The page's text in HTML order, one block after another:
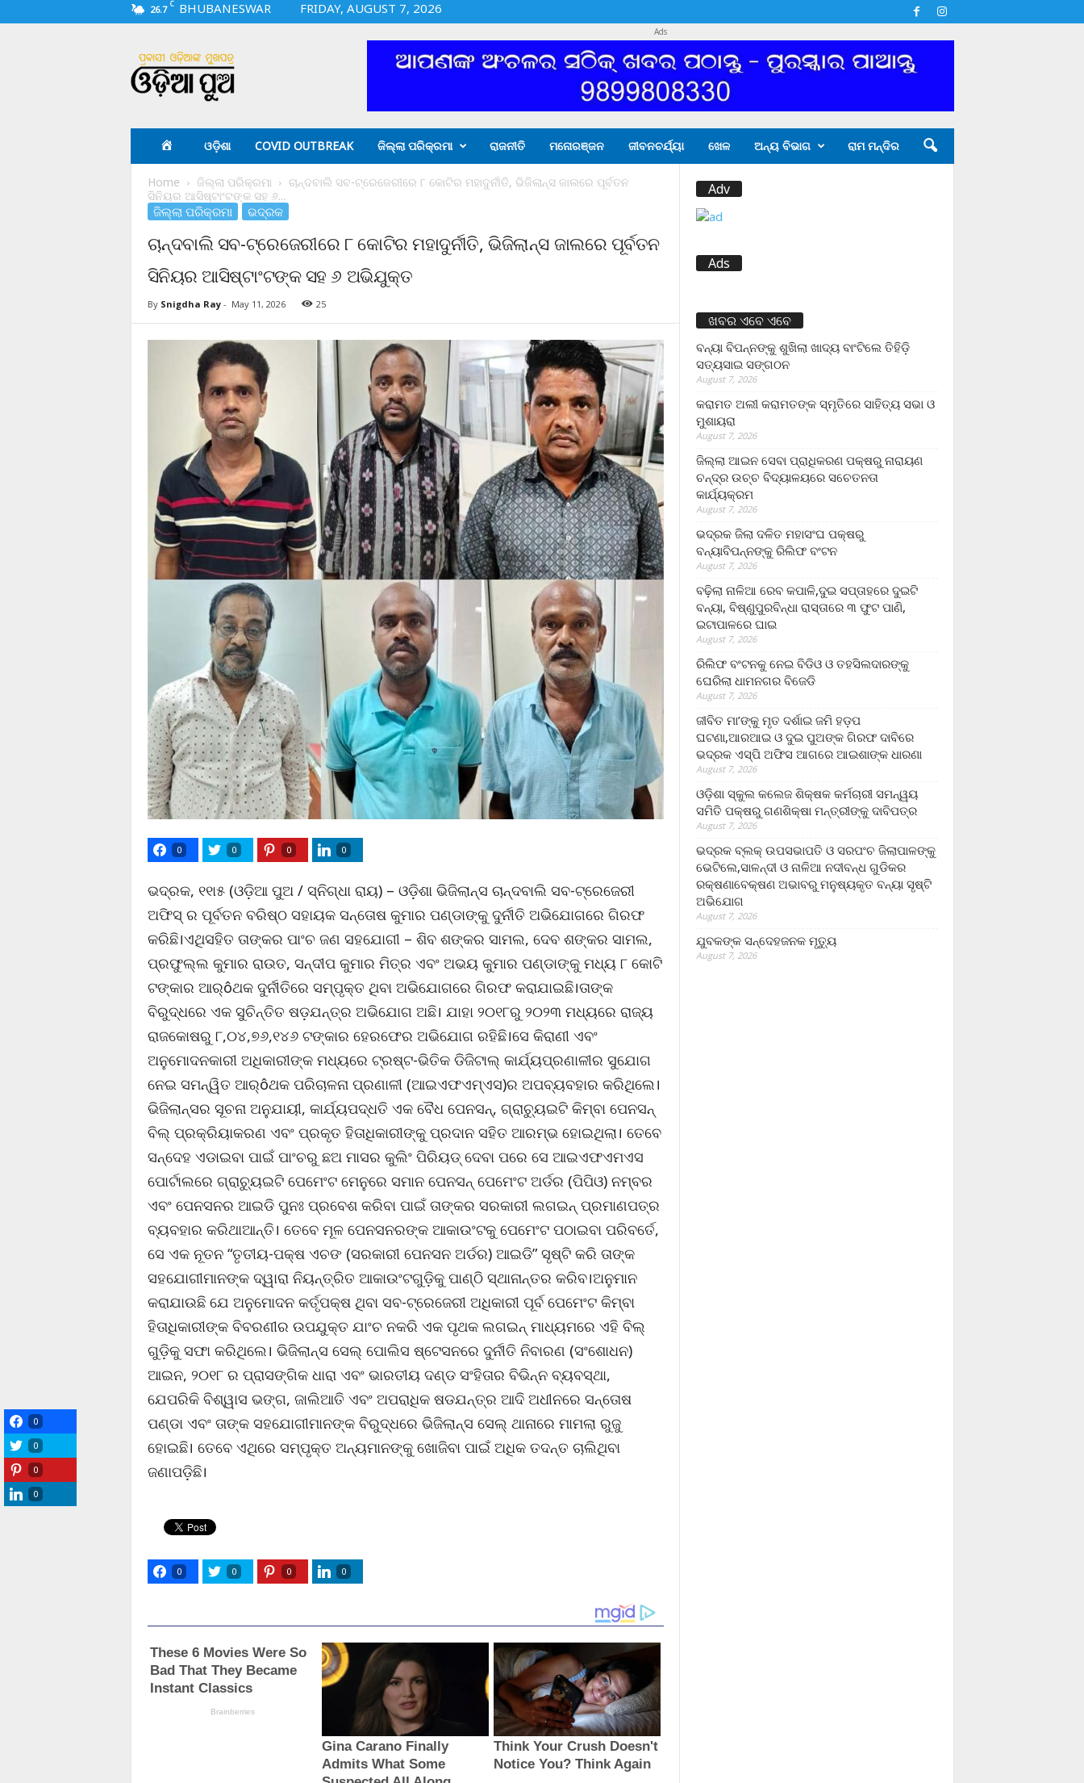
26.7 C BHUBANESWAR
FRIDAY, AUGUST 7, 2026
i
a
Ads
ଓଡ଼ିଶା COVID OUTBREAK ଜିଲ୍ଲା ପରିକ୍ରମା ରାଜନୀତି ମନୋରଞ୍ଜନ ଜୀବନଚର୍ଯ୍ୟା ଖେଳ ଅନ୍ୟ ବିଭାଗ ରାମ ମନ୍ଦିର
Home ଜିଲ୍ଲା ପରିକ୍ରମା
ଚାନ୍ଦବାଲି ସବ-ଟ୍ରେଜେରୀରେ ୮ କୋଟିର ମହାଦୁର୍ନୀତି, ଭିଜିଲାନ୍ସ ଜାଲରେ ପୂର୍ବତନ
ସିନିୟର ଆସିଷ୍ଟାଂଟଙ୍କ ସହ ୬...
ଜିଲ୍ଲା ପରିକ୍ରମା ଭଦ୍ରକ
ଚାନ୍ଦବାଲି ସବ-ଟ୍ରେଜେରୀରେ ୮ କୋଟିର ମହାଦୁର୍ନୀତି, ଭିଜିଲାନ୍ସ ଜାଲରେ ପୂର୍ବତନ
ସିନିୟର ଆସିଷ୍ଟାଂଟଙ୍କ ସହ ୬ ଅଭିଯୁକ୍ତ
By Snigdha Ray- May 11, 2026 25
0 0 0 0
ଭଦ୍ରକ, ୧୧ା୫ (ଓଡ଼ିଆ ପୁଅ / ସ୍ନିଗ୍ଧା ରାୟ) – ଓଡ଼ିଶା ଭିଜିଲାନ୍ସ ଚାନ୍ଦବାଲି ସବ-ଟ୍ରେଜେରୀ
ଅଫିସ୍ ର ପୂର୍ବତନ ବରିଷ୍ଠ ସହାୟକ ସନ୍ତୋଷ କୁମାର ପଣ୍ଡାଙ୍କୁ ଦୁର୍ନୀତି ଅଭିଯୋଗରେ ଗିରଫ
କରିଛି।ଏଥିସହିତ ତାଙ୍କର ପାଂଚ ଜଣ ସହଯୋଗୀ – ଶିବ ଶଙ୍କର ସାମଲ, ଦେବ ଶଙ୍କର ସାମଲ,
ପ୍ରଫୁଲ୍ଲ କୁମାର ରାଉତ, ସନ୍ଦୀପ କୁମାର ମିତ୍ର ଏବଂ ଅଭୟ କୁମାର ପଣ୍ଡାଙ୍କୁ ମଧ୍ୟ ୮ କୋଟି
ଟଙ୍କାର ଆର୍ôଥକ ଦୁର୍ନୀତିରେ ସମ୍ପୃକ୍ତ ଥିବା ଅଭିଯୋଗରେ ଗିରଫ କରାଯାଇଛି।ତାଙ୍କ
ବିରୁଦ୍ଧରେ ଏକ ସୁଚିନ୍ତିତ ଷଡ଼ଯନ୍ତ୍ର ଅଭିଯୋଗ ଅଛି। ଯାହା ୨୦୧୮ରୁ ୨୦୨୩ ମଧ୍ୟରେ ରାଜ୍ୟ
ରାଜକୋଷରୁ ୮,୦୪,୭୬,୧୪୬ ଟଙ୍କାର ହେରଫେର ଅଭିଯୋଗ ରହିଛି।ସେ କିରାଣୀ ଏବଂ
ଅନୁମୋଦନକାରୀ ଅଧିକାରୀଙ୍କ ମଧ୍ୟରେ ଟ୍ରଷ୍ଟ-ଭିତିକ ଡିଜିଟାଲ୍ କାର୍ଯ୍ୟପ୍ରଣାଳୀର ସୁଯୋଗ
ନେଇ ସମନ୍ୱିତ ଆର୍ôଥକ ପରିଚାଳନା ପ୍ରଣାଳୀ (ଆଇଏଫଏମ୍‌ଏସ)ର ଅପବ୍ୟବହାର କରିଥିଲେ।
ଭିଜିଲାନ୍ସର ସୂଚନା ଅନୁଯାୟୀ, କାର୍ଯ୍ୟପଦ୍ଧତି ଏକ ବୈଧ ପେନସନ୍‌, ଗ୍ରାଚ୍ୟୁଇଟି କିମ୍ବା ପେନସନ୍
ବିଲ୍ ପ୍ରକ୍ରିୟାକରଣ ଏବଂ ପ୍ରକୃତ ହିତାଧିକାରୀଙ୍କୁ ପ୍ରଦାନ ସହିତ ଆରମ୍ଭ ହୋଇଥିଲା। ତେବେ
ସନ୍ଦେହ ଏଡାଇବା ପାଇଁ ପାଂଚରୁ ଛଅ ମାସର କୁଲିଂ ପିରିୟଡ୍ ଦେବା ପରେ ସେ ଆଇଏଫଏମଏସ
ପୋର୍ଟାଲରେ ଗ୍ରାଚ୍ୟୁଇଟି ପେମେଂଟ ମେନୁରେ ସମାନ ପେନସନ୍ ପେମେଂଟ ଅର୍ଡର (ପିପିଓ) ନମ୍ବର
ଏବଂ ପେନସନର ଆଇଡି ପୁନଃ ପ୍ରବେଶ କରିବା ପାଇଁ ତାଙ୍କର ସରକାରୀ ଲଗଇନ୍ ପ୍ରମାଣପତ୍ର
ବ୍ୟବହାର କରିଥାଆନ୍ତି। ତେବେ ମୂଳ ପେନସନରଙ୍କ ଆକାଉଂଟକୁ ପେମେଂଟ ପଠାଇବା ପରିବର୍ତେ,
ସେ ଏକ ନୂତନ “ତୃତୀୟ-ପକ୍ଷ ଏଚଙ (ସରକାରୀ ପେନସନ ଅର୍ଡର) ଆଇଡି” ସୃଷ୍ଟି କରି ତାଙ୍କ
ସହଯୋଗୀମାନଙ୍କ ଦ୍ୱାରା ନିୟନ୍ତ୍ରିତ ଆକାଉଂଟଗୁଡ଼ିକୁ ପାଣ୍ଠି ସ୍ଥାନାନ୍ତର କରିବ।ଅନୁମାନ
କରାଯାଉଛି ଯେ ଅନୁମୋଦନ କର୍ତୃପକ୍ଷ ଥିବା ସବ-ଟ୍ରେଜେରୀ ଅଧିକାରୀ ପୂର୍ବ ପେମେଂଟ କିମ୍ବା
ହିତାଧିକାରୀଙ୍କ ବିବରଣୀର ଉପଯୁକ୍ତ ଯାଂଚ ନକରି ଏକ ପୃଥକ ଲଗଇନ୍ ମାଧ୍ୟମରେ ଏହି ବିଲ୍
ଗୁଡ଼ିକୁ ସଫା କରିଥିଲେ। ଭିଜିଲାନ୍ସ ସେଲ୍ ପୋଲିସ ଷ୍ଟେସନରେ ଦୁର୍ନୀତି ନିବାରଣ (ସଂଶୋଧନ)
ଆଇନ, ୨୦୧୮ ର ପ୍ରାସଙ୍ଗିକ ଧାରା ଏବଂ ଭାରତୀୟ ଦଣ୍ଡ ସଂହିତାର ବିଭିନ୍ନ ବ୍ୟବସ୍ଥା,
ଯେପରିକି ବିଶ୍ୱାସ ଭଙ୍ଗ, ଜାଲିଆତି ଏବଂ ଅପରାଧିକ ଷଡଯନ୍ତ୍ର ଆଦି ଅଧୀନରେ ସନ୍ତୋଷ
ପଣ୍ଡା ଏବଂ ତାଙ୍କ ସହଯୋଗୀମାନଙ୍କ ବିରୁଦ୍ଧରେ ଭିଜିଲାନ୍ସ ସେଲ୍ ଥାନାରେ ମାମଲା ରୁଜୁ
ହୋଇଛି। ତେବେ ଏଥିରେ ସମ୍ପୃକ୍ତ ଅନ୍ୟମାନଙ୍କୁ ଖୋଜିବା ପାଇଁ ଅଧିକ ତଦନ୍ତ ଚାଲିଥିବା
ଜଣାପଡ଼ିଛି।
0 0 0 0
Adv
Ads
ଖବର ଏବେ ଏବେ
ବନ୍ୟା ବିପନ୍ନଙ୍କୁ ଶୁଖିଲା ଖାଦ୍ୟ ବାଂଟିଲେ ତିହିଡି଼
ସତ୍ୟସାଇ ସଙ୍ଗଠନ
August 7, 2026
କରାମତ ଅଲୀ କରାମତଙ୍କ ସ୍ମୃତିରେ ସାହିତ୍ୟ ସଭା ଓ
ମୁଶାୟରା
August 7, 2026
ଜିଲ୍ଲା ଆଇନ ସେବା ପ୍ରାଧିକରଣ ପକ୍ଷରୁ ନାରାୟଣ
ଚନ୍ଦ୍ର ଉଚ୍ଚ ବିଦ୍ୟାଳୟରେ ସଚେତନତା
କାର୍ଯ୍ୟକ୍ରମ
August 7, 2026
ଭଦ୍ରକ ଜିଲା ଦଳିତ ମହାସଂଘ ପକ୍ଷରୁ
ବନ୍ୟାବିପନ୍ନଙ୍କୁ ରିଲିଫ ବଂଟନ
August 7, 2026
ବଢ଼ିଲା ନାଳିଆ ରେବ କପାଳି,ଦୁଇ ସପ୍ତାହରେ ଦୁଇଟି
ବନ୍ୟା, ବିଷ୍ଣୁପୁରବିନ୍ଧା ରାସ୍ତାରେ ୩ ଫୁଟ ପାଣି,
ଇଟାପାଳରେ ଘାଇ
August 7, 2026
ରିଲିଫ ବଂଟନକୁ ନେଇ ବିଡିଓ ଓ ତହସିଲଦାରଙ୍କୁ
ଘେରିଲା ଧାମନଗର ବିଜେଡି
August 7, 2026
ଜୀବିତ ମା’ଙ୍କୁ ମୃତ ଦର୍ଶାଇ ଜମି ହଡ଼ପ
ଘଟଣା,ଆରଆଇ ଓ ଦୁଇ ପୁଅଙ୍କ ଗିରଫ ଦାବିରେ
ଭଦ୍ରକ ଏସ୍‌ପି ଅଫିସ ଆଗରେ ଆଇଶାଙ୍କ ଧାରଣା
August 7, 2026
ଓଡ଼ିଶା ସ୍କୁଲ କଲେଜ ଶିକ୍ଷକ କର୍ମଚାରୀ ସମନ୍ୱୟ
ସମିତି ପକ୍ଷରୁ ଗଣଶିକ୍ଷା ମନ୍ତ୍ରୀଙ୍କୁ ଦାବିପତ୍ର
August 7, 2026
ଭଦ୍ରକ ବ୍ଲକ୍ ଉପସଭାପତି ଓ ସରପଂଚ ଜିଲାପାଳଙ୍କୁ
ଭେଟିଲେ,ସାଳନ୍ଦୀ ଓ ନାଳିଆ ନଦୀବନ୍ଧ ଗୁଡିକର
ରକ୍ଷଣାବେକ୍ଷଣ ଅଭାବରୁ ମନୁଷ୍ୟକୃତ ବନ୍ୟା ସୃଷ୍ଟି
ଅଭିଯୋଗ
August 7, 2026
ଯୁବକଙ୍କ ସନ୍ଦେହଜନକ ମୃତ୍ୟୁ
August 7, 2026
0
0
0
0